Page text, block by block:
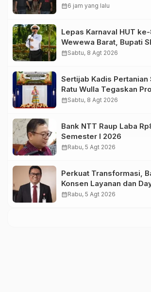
Ditangkap
calendar_month6 jam yang lalu
Lepas Karnaval HUT ke-
Wewewa Barat, Bupati
Memperkuat
calendar_monthSabtu, 8 Agt 2026
Sertijab Kadis Pertanian
Ratu Wulla Tegaskan
Strategis Harus Berlanjut
calendar_monthSabtu, 8 Agt 2026
Bank NTT Raup Laba
Semester I 2026
calendar_monthRabu, 5 Agt 2026
Perkuat Transformasi,
Konsen Layanan dan
calendar_monthRabu, 5 Agt 2026